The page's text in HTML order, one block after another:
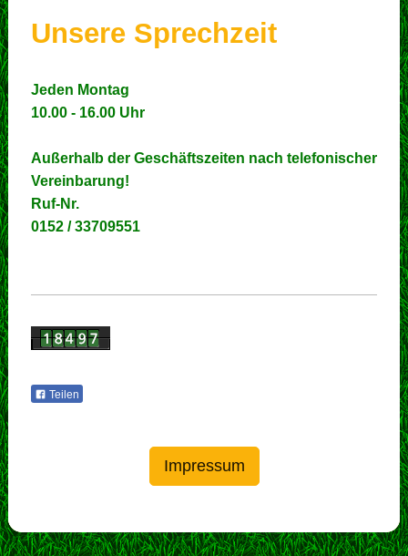
Unsere Sprechzeit
Jeden Montag
10.00 - 16.00 Uhr
Außerhalb der Geschäftszeiten nach telefonischer
Vereinbarung!
Ruf-Nr.
0152 / 33709551
Teilen
Impressum